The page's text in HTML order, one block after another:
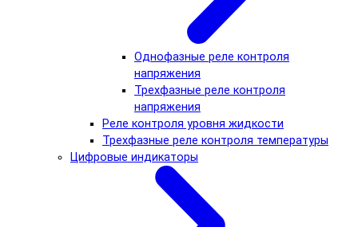
Однофазные реле контроля
напряжения
Трехфазные реле контроля
напряжения
Реле контроля уровня жидкости
Трехфазные реле контроля температуры
Цифровые индикаторы